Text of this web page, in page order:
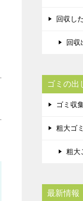
回収し
回収
ゴミの出
ゴミ収
粗大ゴ
粗大
最新情報